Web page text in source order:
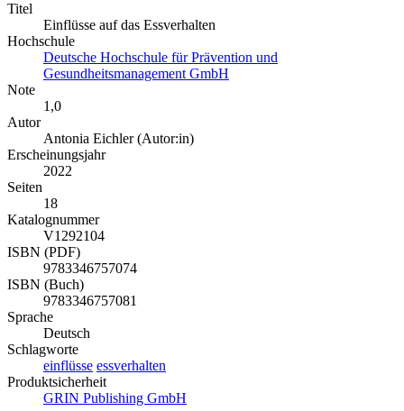
Titel
Einflüsse auf das Essverhalten
Hochschule
Deutsche Hochschule für Prävention und
Gesundheitsmanagement GmbH
Note
1,0
Autor
Antonia Eichler (Autor:in)
Erscheinungsjahr
2022
Seiten
18
Katalognummer
V1292104
ISBN (PDF)
9783346757074
ISBN (Buch)
9783346757081
Sprache
Deutsch
Schlagworte
einflüsse essverhalten
Produktsicherheit
GRIN Publishing GmbH